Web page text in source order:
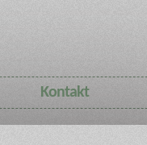
Kontakt